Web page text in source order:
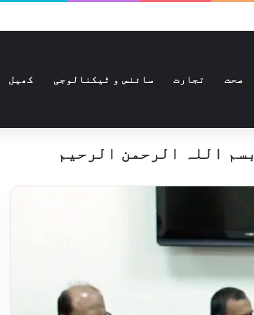
صحت تجارت سائنس و ٹیکنالوجی کھیل
بسم اللہ الرحمن الرحیم